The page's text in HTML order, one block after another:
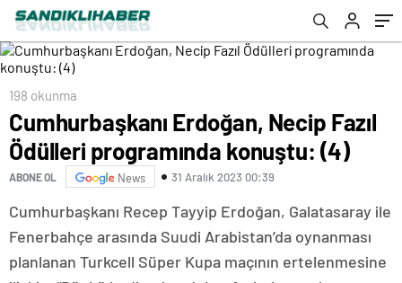
198 okunma
Cumhurbaşkanı Erdoğan, Necip Fazıl
Ödülleri programında konuştu: (4)
ABONE OL News 31 Aralık 2023 00:39
Cumhurbaşkanı Recep Tayyip Erdoğan, Galatasaray ile
Fenerbahçe arasında Suudi Arabistan’da oynanması
planlanan Turkcell Süper Kupa maçının ertelenmesine